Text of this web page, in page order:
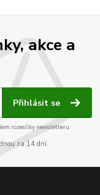
akce a
Přihlásit se
rozesílky newsletteru.
za 14 dní.